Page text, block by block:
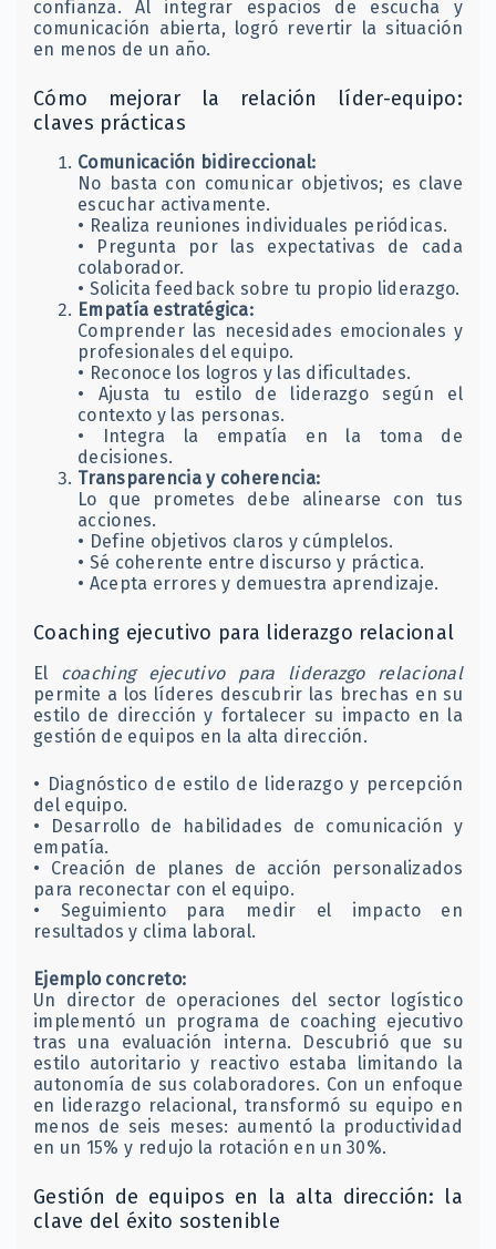
confianza. Al integrar espacios de escucha y
comunicación abierta, logró revertir la situación
en menos de un año.
Cómo mejorar la relación líder-equipo:
claves prácticas
Comunicación bidireccional:
No basta con comunicar objetivos; es clave
escuchar activamente.
• Realiza reuniones individuales periódicas.
• Pregunta por las expectativas de cada
colaborador.
• Solicita feedback sobre tu propio liderazgo.
Empatía estratégica:
Comprender las necesidades emocionales y
profesionales del equipo.
• Reconoce los logros y las dificultades.
• Ajusta tu estilo de liderazgo según el
contexto y las personas.
• Integra la empatía en la toma de
decisiones.
Transparencia y coherencia:
Lo que prometes debe alinearse con tus
acciones.
• Define objetivos claros y cúmplelos.
• Sé coherente entre discurso y práctica.
• Acepta errores y demuestra aprendizaje.
Coaching ejecutivo para liderazgo relacional
El coaching ejecutivo para liderazgo relacional
permite a los líderes descubrir las brechas en su
estilo de dirección y fortalecer su impacto en la
gestión de equipos en la alta dirección.
• Diagnóstico de estilo de liderazgo y percepción
del equipo.
• Desarrollo de habilidades de comunicación y
empatía.
• Creación de planes de acción personalizados
para reconectar con el equipo.
• Seguimiento para medir el impacto en
resultados y clima laboral.
Ejemplo concreto:
Un director de operaciones del sector logístico
implementó un programa de coaching ejecutivo
tras una evaluación interna. Descubrió que su
estilo autoritario y reactivo estaba limitando la
autonomía de sus colaboradores. Con un enfoque
en liderazgo relacional, transformó su equipo en
menos de seis meses: aumentó la productividad
en un 15% y redujo la rotación en un 30%.
Gestión de equipos en la alta dirección: la
clave del éxito sostenible